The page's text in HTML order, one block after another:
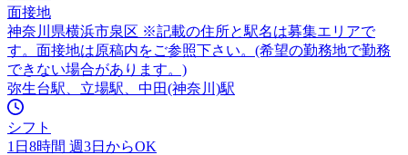
面接地
神奈川県横浜市泉区 ※記載の住所と駅名は募集エリアで
す。面接地は原稿内をご参照下さい。(希望の勤務地で勤務
できない場合があります。)
弥生台駅、立場駅、中田(神奈川)駅
シフト
1日8時間 週3日からOK